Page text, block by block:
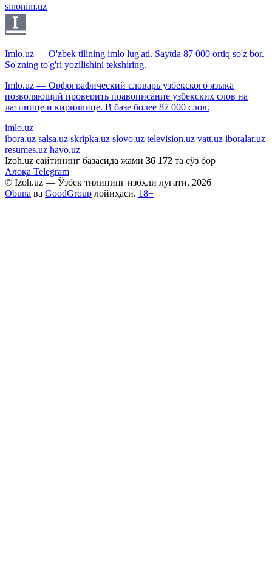
sinonim.uz
Imlo.uz — O'zbek tilining imlo lug'ati. Saytda 87 000 ortiq so'z bor.
So'zning to'g'ri yozilishini tekshiring.
Imlo.uz — Орфографический словарь узбекского языка
позволяющий проверить правописание узбекских слов на
латинице и кириллице. В базе более 87 000 слов.
imlo.uz
ibora.uz salsa.uz skripka.uz slovo.uz television.uz vatt.uz iboralar.uz
resumes.uz havo.uz
Izoh.uz сайтининг базасида жами 36 172 та сўз бор
Алоқа Telegram
© Izoh.uz — Ўзбек тилининг изоҳли луғати, 2026
Obuna ва GoodGroup лойиҳаси. 18+